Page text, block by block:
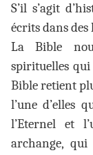
S’il s’agit
écrits dans
La Bible
spirituelles qui
Bible retient
l’une d’elles
l’Eternel et
archange, qui